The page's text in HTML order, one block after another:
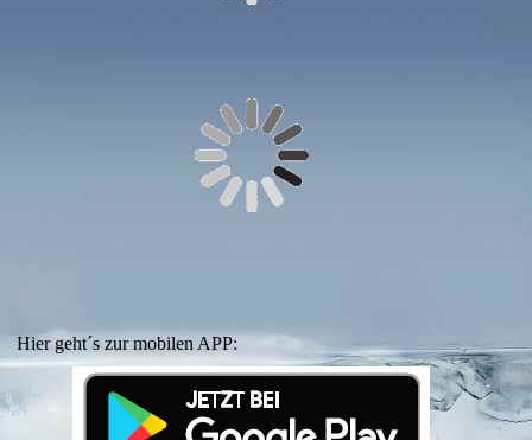
Hier geht´s zur mobilen APP: